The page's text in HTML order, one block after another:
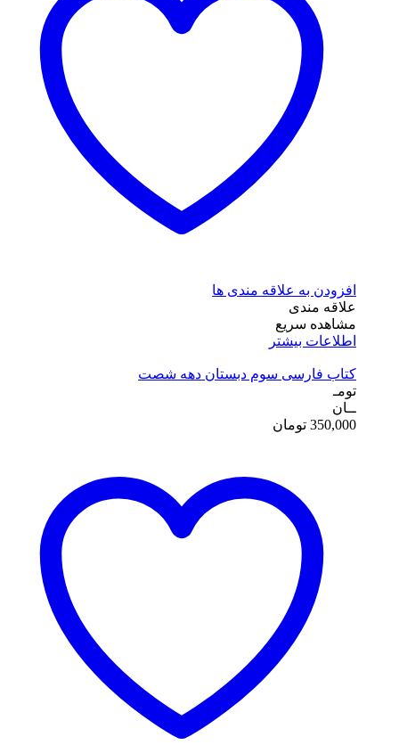
افزودن به علاقه مندی ها
علاقه مندی
مشاهده سریع
اطلاعات بیشتر
کتاب فارسی سوم دبستان دهه شصت
تومـ
ــان
350,000 تومان